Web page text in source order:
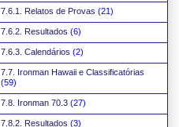
7.6.1. Relatos de Provas (21)
7.6.2. Resultados (6)
7.6.3. Calendários (2)
7.7. Ironman Hawaii e Classificatórias
(59)
7.8. Ironman 70.3 (27)
7.8.2. Resultados (3)